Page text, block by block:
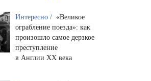
Интересно / «Великое
ограбление поезда»: как
произошло самое дерзкое
преступление
в Англии XX века